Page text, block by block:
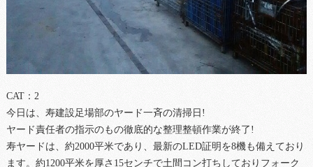
CAT：2
今日は、寿建設足場部のヤード一斉の清掃日!
ヤード責任者の指示のもの徹底的な整理整頓作業が終了!
寿ヤードは、約2000平米であり、最新のLED証明を8機も備えており
ます。約1200平米を厚さ15センチで土間コン打ちしておりフォーク